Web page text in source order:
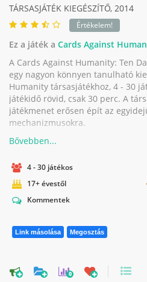
TÁRSASJÁTÉK KIEGÉSZÍTŐ, 2014
Értékelem!
Ez a játék a Cards Against
A Cards Against Humanity: Ten
egy nagyon könnyen tanulható
Humanity társasjátékhoz, 4 - 30
játékidő rövid, csak 30 perc. A
játékmenet erősen épít az
mechanizmusokra.
4 - 30 játékos
17+ évestől
Kommentek
Link másolása Megosztás
0